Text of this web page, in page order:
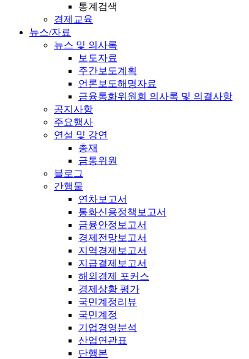
통계검색
경제교육
뉴스/자료
뉴스 및 의사록
보도자료
주간보도계획
언론보도해명자료
금융통화위원회 의사록 및 의결사항
공지사항
주요행사
연설 및 강연
총재
금통위원
블로그
간행물
연차보고서
통화신용정책보고서
금융안정보고서
경제전망보고서
지역경제보고서
지급결제보고서
해외경제 포커스
경제상황 평가
국민계정리뷰
국민계정
기업경영분석
산업연관표
단행본